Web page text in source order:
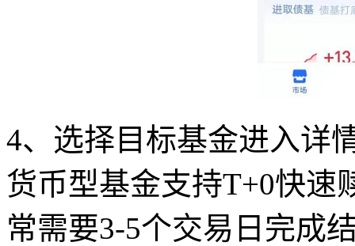
4、选择目标基金进入详
货币型基金支持T+0快速
常需要3-5个交易日完成